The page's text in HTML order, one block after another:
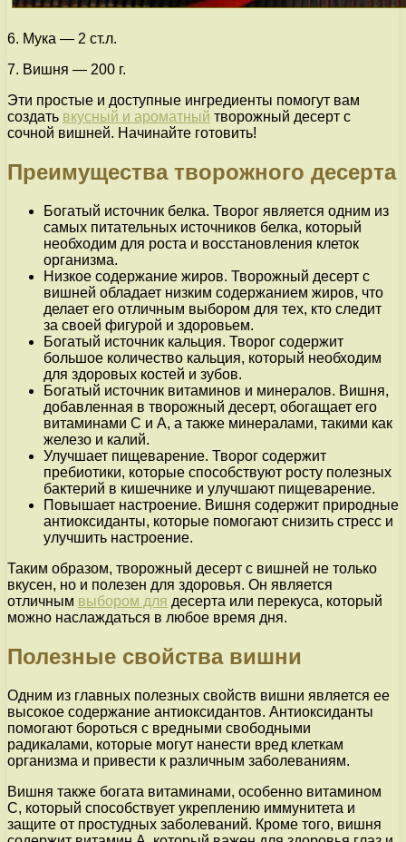
6. Мука — 2 ст.л.
7. Вишня — 200 г.
Эти простые и доступные ингредиенты помогут вам
создать вкусный и ароматный творожный десерт с
сочной вишней. Начинайте готовить!
Преимущества творожного десерта
Богатый источник белка. Творог является одним из
самых питательных источников белка, который
необходим для роста и восстановления клеток
организма.
Низкое содержание жиров. Творожный десерт с
вишней обладает низким содержанием жиров, что
делает его отличным выбором для тех, кто следит
за своей фигурой и здоровьем.
Богатый источник кальция. Творог содержит
большое количество кальция, который необходим
для здоровых костей и зубов.
Богатый источник витаминов и минералов. Вишня,
добавленная в творожный десерт, обогащает его
витаминами C и А, а также минералами, такими как
железо и калий.
Улучшает пищеварение. Творог содержит
пребиотики, которые способствуют росту полезных
бактерий в кишечнике и улучшают пищеварение.
Повышает настроение. Вишня содержит природные
антиоксиданты, которые помогают снизить стресс и
улучшить настроение.
Таким образом, творожный десерт с вишней не только
вкусен, но и полезен для здоровья. Он является
отличным выбором для десерта или перекуса, который
можно наслаждаться в любое время дня.
Полезные свойства вишни
Одним из главных полезных свойств вишни является ее
высокое содержание антиоксидантов. Антиоксиданты
помогают бороться с вредными свободными
радикалами, которые могут нанести вред клеткам
организма и привести к различным заболеваниям.
Вишня также богата витаминами, особенно витамином
С, который способствует укреплению иммунитета и
защите от простудных заболеваний. Кроме того, вишня